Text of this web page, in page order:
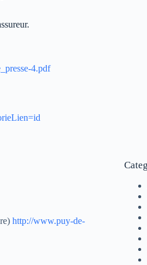
4.pdf
http://www.puy-de-